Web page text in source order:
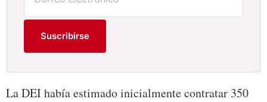
Suscribirse
La DEI había estimado inicialmente contratar 350